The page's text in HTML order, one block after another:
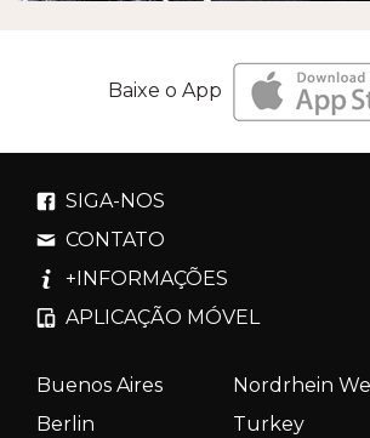
Baixe o App
SIGA-NOS
CONTATO
+INFORMAÇÕES
APLICAÇÃO MÓVEL
Buenos Aires
Nordrhein
Berlin
Turkey